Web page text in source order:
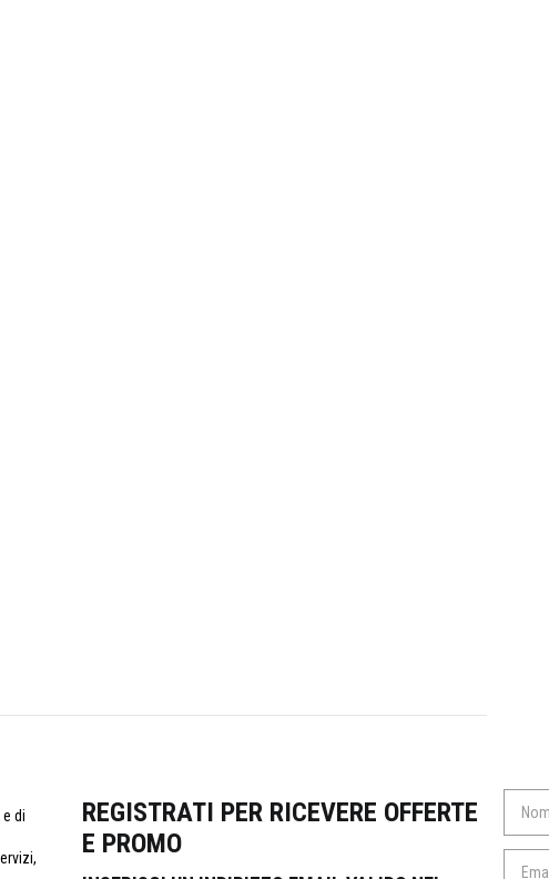
di
REGISTRATI PER RICEVERE OFFERTE
E PROMO